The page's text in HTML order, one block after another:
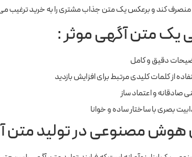
کند و برعکس یک متن جذاب مشتری را به خرید ترغیب
یک متن آگهی موثر :
دقیق و کامل
از کلمات کلیدی مرتبط برای افزایش بازدید
صادقانه و اعتماد ساز
بصری با ساختار ساده و خوانا
مصنوعی در تولید متن